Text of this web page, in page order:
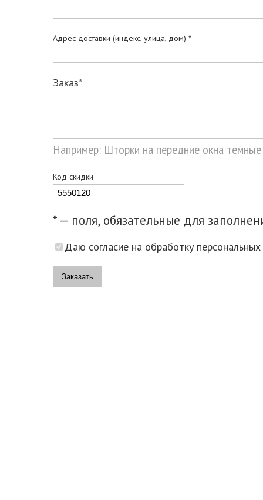
Адрес доставки (индекс, улица, дом) *
Заказ*
Например: Шторки на передние окна темные
Код скидки
* — поля, обязательные для
Даю согласие на обработку